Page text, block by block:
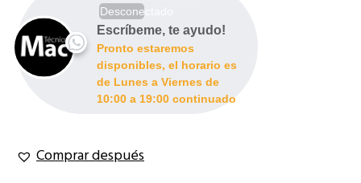
12/12
Pro
cantidad
Desconectado
Escríbeme, te ayudo!
Pronto estaremos
disponibles, el horario es
de Lunes a Viernes de
10:00 a 19:00 continuado
Comprar después